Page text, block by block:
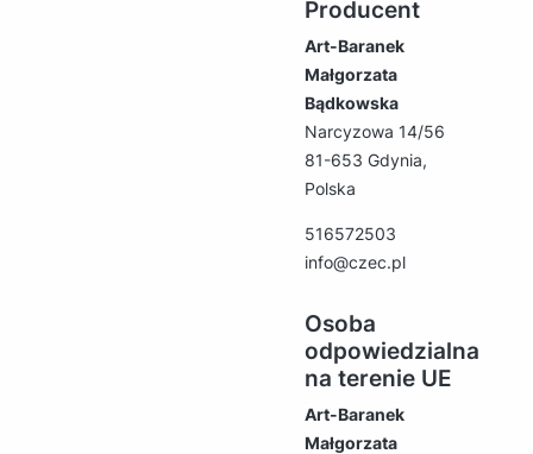
Producent
Art-Baranek
Małgorzata
Bądkowska
Narcyzowa 14/56
81-653 Gdynia,
Polska
516572503
info@czec.pl
Osoba
odpowiedzialna
na terenie UE
Art-Baranek
Małgorzata